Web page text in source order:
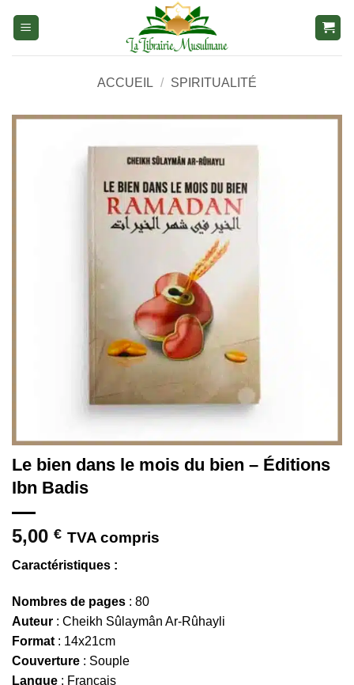
ACCUEIL / SPIRITUALITÉ
Le bien dans le mois du bien – Éditions
Ibn Badis
5,00 € TVA compris
Caractéristiques :
Nombres de pages : 80
Auteur : Cheikh Sûlaymân Ar-Rûhayli
Format : 14x21cm
Couverture : Souple
Langue : Français